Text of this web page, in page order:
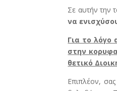
Σε αυτήν την
να
Για το λόγο
στην
θετικό
Επιπλέον,